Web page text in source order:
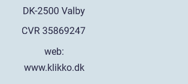
web:
www.klikko.dk